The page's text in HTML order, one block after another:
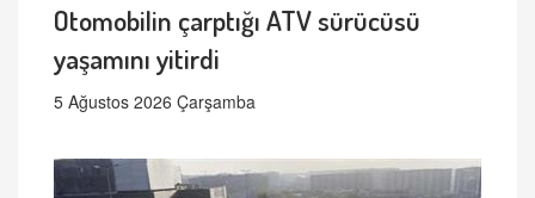
Otomobilin çarptığı ATV sürücüsü
yaşamını yitirdi
5 Ağustos 2026 Çarşamba